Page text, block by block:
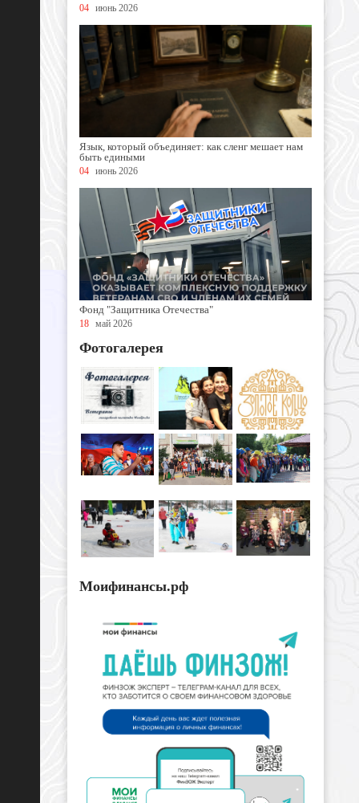
04 июнь 2026
Язык, который объединяет: как сленг мешает нам
быть едиными
04 июнь 2026
Фонд "Защитника Отечества"
18 май 2026
Фотогалерея
Моифинансы.рф